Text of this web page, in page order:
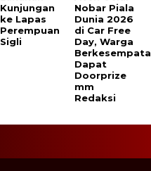
Kunjungan
ke Lapas
Perempuan
Sigli
Nobar Piala
Dunia 2026
di Car Free
Day, Warga
Dapat
Doorprize
mm
Redaksi